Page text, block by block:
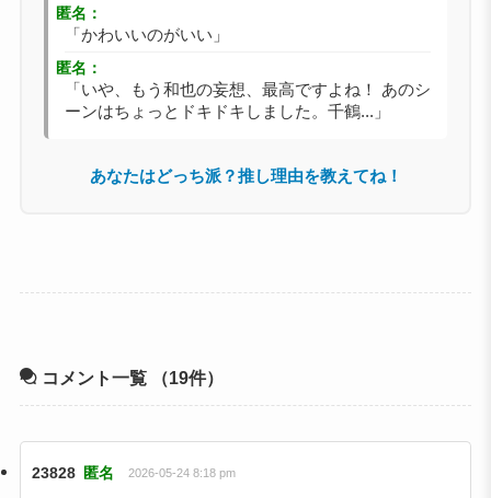
匿名：
「かわいいのがいい」
匿名：
「いや、もう和也の妄想、最高ですよね！ あのシ
ーンはちょっとドキドキしました。千鶴...」
あなたはどっち派？推し理由を教えてね！
コメント一覧 （19件）
23828 匿名 2026-05-24 8:18 pm